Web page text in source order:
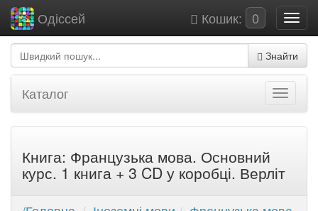
Кошик: 0
Одіссей
Знайти
Каталог
Книга: Французька мова. Основний
курс. 1 книга + 3 CD у коробці. Верліт